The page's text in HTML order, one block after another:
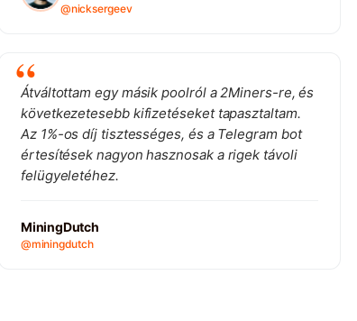
@nicksergeev
Átváltottam egy másik poolról a 2Miners-re, és
következetesebb kifizetéseket tapasztaltam.
Az 1%-os díj tisztességes, és a Telegram bot
értesítések nagyon hasznosak a rigek távoli
felügyeletéhez.
MiningDutch
@miningdutch